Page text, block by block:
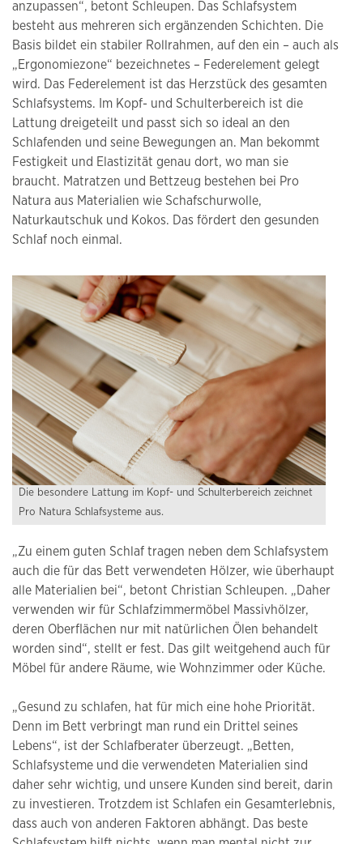
anzupassen“, betont Schleupen. Das Schlafsystem
besteht aus mehreren sich ergänzenden Schichten. Die
Basis bildet ein stabiler Rollrahmen, auf den ein – auch als
„Ergonomiezone“ bezeichnetes – Federelement gelegt
wird. Das Federelement ist das Herzstück des gesamten
Schlafsystems. Im Kopf- und Schulterbereich ist die
Lattung dreigeteilt und passt sich so ideal an den
Schlafenden und seine Bewegungen an. Man bekommt
Festigkeit und Elastizität genau dort, wo man sie
braucht. Matratzen und Bettzeug bestehen bei Pro
Natura aus Materialien wie Schafschurwolle,
Naturkautschuk und Kokos. Das fördert den gesunden
Schlaf noch einmal.
Die besondere Lattung im Kopf- und Schulterbereich zeichnet
Pro Natura Schlafsysteme aus.
„Zu einem guten Schlaf tragen neben dem Schlafsystem
auch die für das Bett verwendeten Hölzer, wie überhaupt
alle Materialien bei“, betont Christian Schleupen. „Daher
verwenden wir für Schlafzimmermöbel Massivhölzer,
deren Oberflächen nur mit natürlichen Ölen behandelt
worden sind“, stellt er fest. Das gilt weitgehend auch für
Möbel für andere Räume, wie Wohnzimmer oder Küche.
„Gesund zu schlafen, hat für mich eine hohe Priorität.
Denn im Bett verbringt man rund ein Drittel seines
Lebens“, ist der Schlafberater überzeugt. „Betten,
Schlafsysteme und die verwendeten Materialien sind
daher sehr wichtig, und unsere Kunden sind bereit, darin
zu investieren. Trotzdem ist Schlafen ein Gesamterlebnis,
dass auch von anderen Faktoren abhängt. Das beste